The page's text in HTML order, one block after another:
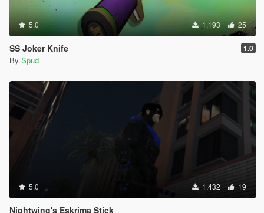
5.0 1,193 25
SS Joker Knife 1.0
By Spud
5.0 1,432 19
Nightwing's Eskrima Stick